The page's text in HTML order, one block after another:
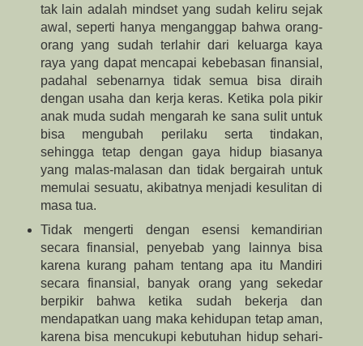
tak lain adalah mindset yang sudah keliru sejak
awal, seperti hanya menganggap bahwa orang-
orang yang sudah terlahir dari keluarga kaya
raya yang dapat mencapai kebebasan finansial,
padahal sebenarnya tidak semua bisa diraih
dengan usaha dan kerja keras. Ketika pola pikir
anak muda sudah mengarah ke sana sulit untuk
bisa mengubah perilaku serta tindakan,
sehingga tetap dengan gaya hidup biasanya
yang malas-malasan dan tidak bergairah untuk
memulai sesuatu, akibatnya menjadi kesulitan di
masa tua.
Tidak mengerti dengan esensi kemandirian
secara finansial, penyebab yang lainnya bisa
karena kurang paham tentang apa itu Mandiri
secara finansial, banyak orang yang sekedar
berpikir bahwa ketika sudah bekerja dan
mendapatkan uang maka kehidupan tetap aman,
karena bisa mencukupi kebutuhan hidup sehari-